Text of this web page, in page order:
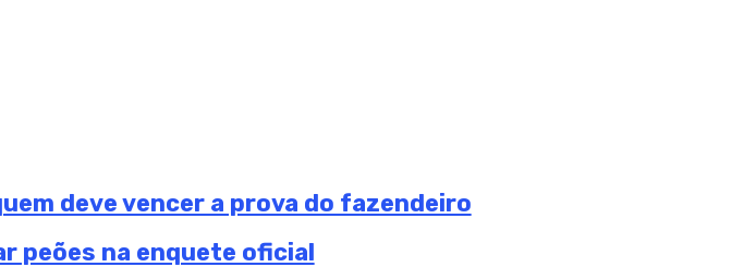
deve vencer a prova do fazendeiro
peões na enquete oficial